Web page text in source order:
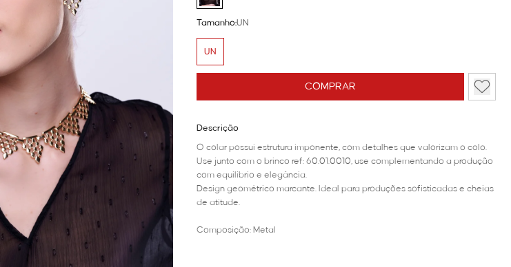
COMPRAR
Tamanho:UN
UN
Descrição
O colar possui estrutura imponente, com detalhes que valorizam o colo.
Use junto com o brinco ref: 60.01.0010, use complementando a produção
com equilíbrio e elegância.
Design geométrico marcante. Ideal para produções sofisticadas e cheias
de atitude.
Composição: Metal